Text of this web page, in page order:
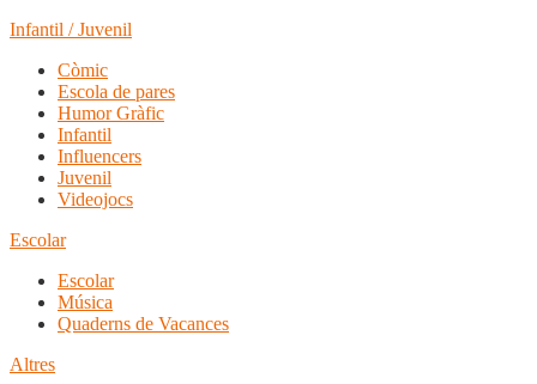
Infantil / Juvenil
Còmic
Escola de pares
Humor Gràfic
Infantil
Influencers
Juvenil
Videojocs
Escolar
Escolar
Música
Quaderns de Vacances
Altres